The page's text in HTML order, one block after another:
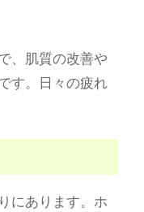
、肌質の改善や
す。日々の疲れ
にあります。ホ